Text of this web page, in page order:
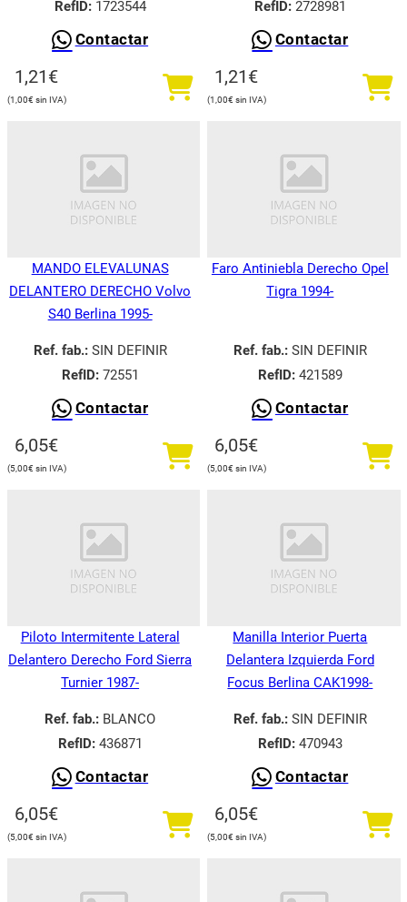
RefID:1723544
Contactar
1,21€
1,00€
RefID:2728981
Contactar
1,21€
1,00€
MANDO ELEVALUNAS
DELANTERO DERECHO Volvo
S40 Berlina 1995-
Ref. fab.:SIN DEFINIR
RefID:72551
Contactar
6,05€
5,00€
Faro Antiniebla Derecho Opel
Tigra 1994-
Ref. fab.:SIN DEFINIR
RefID:421589
Contactar
6,05€
5,00€
Piloto Intermitente Lateral
Delantero Derecho Ford Sierra
Turnier 1987-
Ref. fab.: BLANCO
RefID:436871
Contactar
6,05€
5,00€
Manilla Interior Puerta
Delantera Izquierda Ford
Focus Berlina CAK1998-
Ref. fab.:SIN DEFINIR
RefID:470943
Contactar
6,05€
5,00€